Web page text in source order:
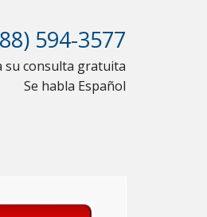
594-3577
su consulta gratuita
Se habla Español